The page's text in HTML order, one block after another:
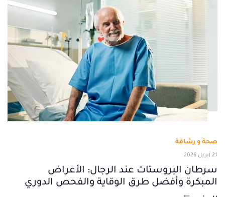
صحة و رشاقة
21 أبريل 2026
سرطان البروستات عند الرجال: الأعراض
المبكرة وأفضل طرق الوقاية والفحص الدوري